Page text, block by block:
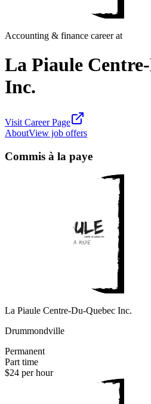
Accounting & finance career at
La Piaule
Inc.
Visit Career Page
AboutView job offers
Commis à la paye
La Piaule Centre-Du-Quebec Inc.
Drummondville
Permanent
Part time
$24 per hour